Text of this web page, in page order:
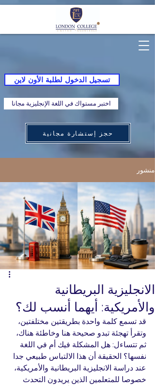
تسجيل الدخول لطلبة الأون لاين
اختبر مستواك في اللغة الإنجليزية مجانا
حجز إستشارة مجانية
منشور
الانجليزية البريطانية
والأمريكية: أيهما أنسب لك؟
قد تسمع كلمة واحدة بطريقتين مختلفتين،
وتقرأ تهجئة تبدو صحيحة هنا وخاطئة هناك،
ثم تتساءل: هل المشكلة فيك أم في اللغة
نفسها؟ الحقيقة أن هذا الالتباس طبيعي جدا
عند دراسة الانجليزية البريطانية والأمريكية،
خصوصا للمتعلمين الذين يريدون التحدث